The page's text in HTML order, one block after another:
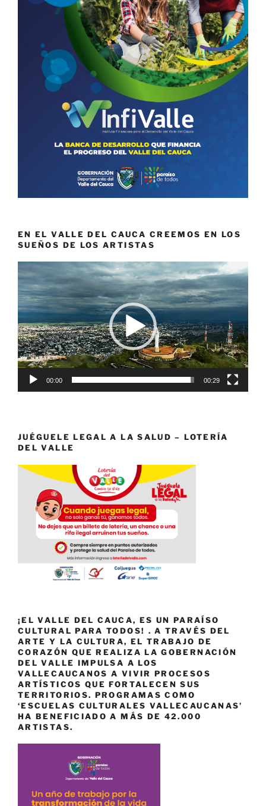
EN EL VALLE DEL CAUCA CREEMOS EN LOS
SUEÑOS DE LOS ARTISTAS
Reproductor
de
vídeo
00:00 00:29
JUÉGUELE LEGAL A LA SALUD – LOTERÍA
DEL VALLE
¡EL VALLE DEL CAUCA, ES UN PARAÍSO
CULTURAL PARA TODOS! . A TRAVÉS DEL
ARTE Y LA CULTURA, EL TRABAJO DE
CORAZÓN QUE REALIZA LA GOBERNACIÓN
DEL VALLE IMPULSA A LOS
VALLECAUCANOS A VIVIR PROCESOS
ARTÍSTICOS QUE FORTALECEN SUS
TERRITORIOS. PROGRAMAS COMO
‘ESCUELAS CULTURALES VALLECAUCANAS’
HA BENEFICIADO A MÁS DE 42.000
ARTISTAS.